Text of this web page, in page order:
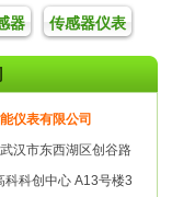
器 传感器仪表
仪表有限公司
武汉市东西湖区创谷路
科科创中心 A13号楼3